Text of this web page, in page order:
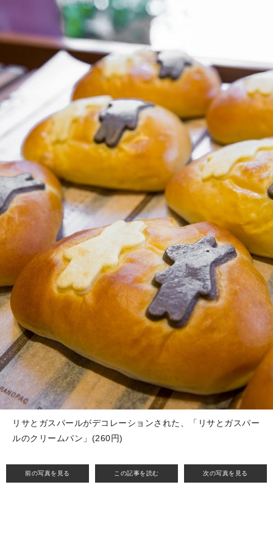
前の写真を見る この記事を読む 次の写真を見る
リサとガスパールがデコレーションされた、「リサとガスパー
ルのクリームパン」(260円)